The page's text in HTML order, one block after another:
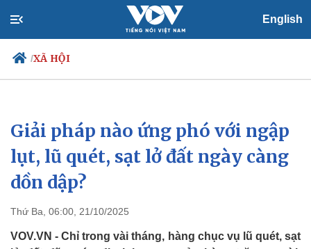
English
/XÃ HỘI
Chính trị
Đảng
Tổ chức nhân sự
Quốc hội
Nhận diện sự thật
Xã hội
Tin 24h
Dự báo thời tiết
Giải pháp nào ứng phó với ngập
lụt, lũ quét, sạt lở đất ngày càng
dồn dập?
Thứ Ba, 06:00, 21/10/2025
VOV.VN - Chỉ trong vài tháng, hàng chục vụ lũ quét, sạt